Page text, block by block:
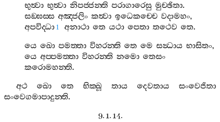
භුත්‍වා භුත්‍වා නිපජ‍්ජන‍්ති පරාගාරෙසු මුච‍්ඡිතා.
සඞ‍්ඝස‍්ස අඤ‍්ජලිං කත්‍වා ඉධෙකච‍්චෙ වදාමහං,
අපවිද‍්ධා 1 අනාථා තෙ යථා පෙතා තථෙව තෙ.
යෙ ඛො පමත‍්තා විහරන‍්ති තෙ මෙ සන්‍ධාය භාසිතං,
යෙ අප‍්පමත‍්තා විහරන‍්ති නමො තෙසං
කරොමහන‍්ති.
අථ
ඛො තෙ භික‍්ඛූ තාය දෙවතාය
සංවෙජිතා
සංවෙගමාපාදුන‍්ති.
9. 1. 14.